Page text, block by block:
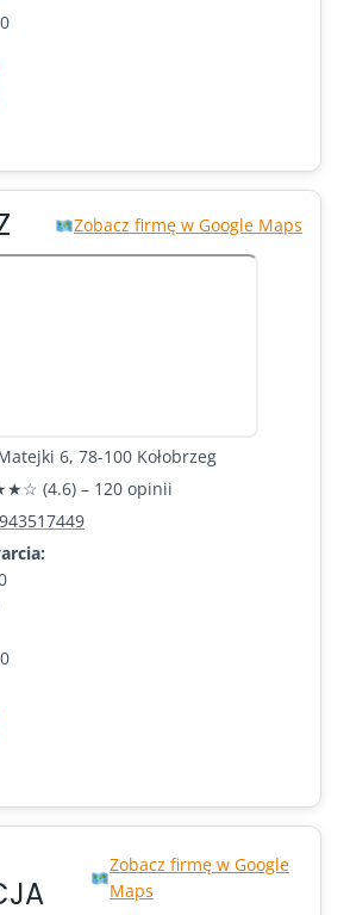
Zobacz firmę w Google Maps
6, 78-100 Kołobrzeg
(4.6) – 120 opinii
Zobacz firmę w Google
Maps